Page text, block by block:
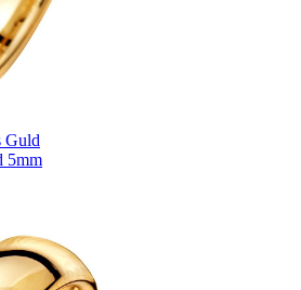
Guld
5mm